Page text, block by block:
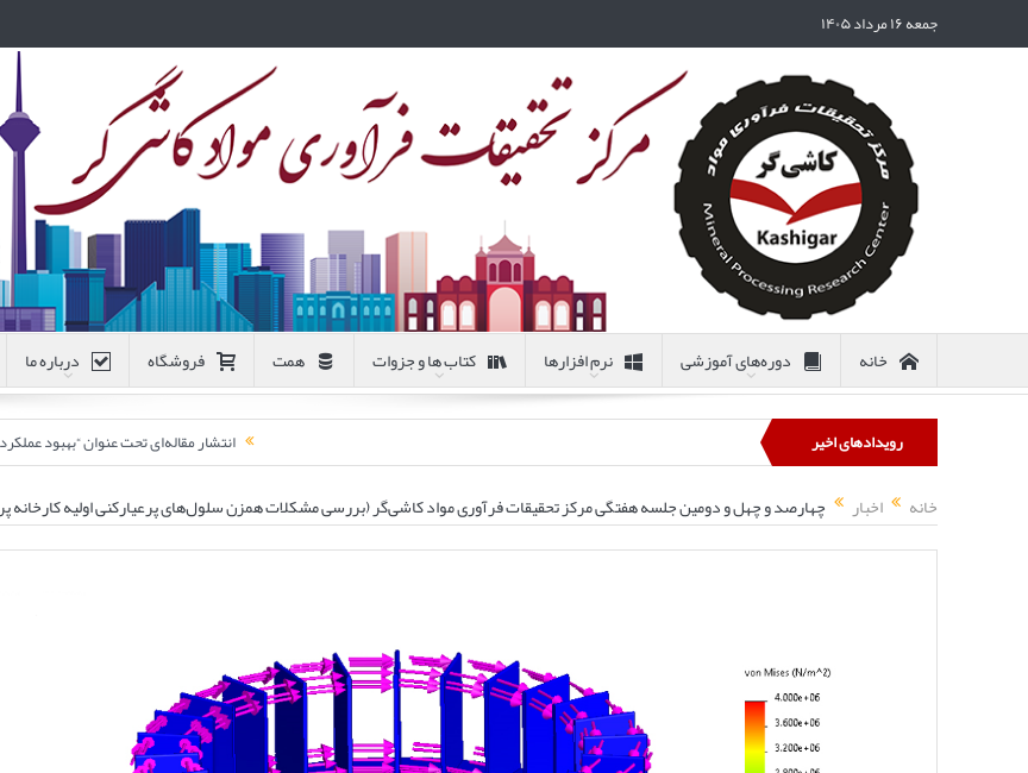
جمعه ۱۶ مرداد ۱۴۰۵
خانه دوره‌های آموزشی نرم افزارها کتاب ها و جزوات همت فروشگاه درباره ما
رویدادهای اخیر انتشار مقاله‌ای تحت عنوان “بهبود
خانه اخبار چهارصد و چهل و دومین جلسه هفتگی مرکز تحقیقات فرآوری مواد کاشی‌گر (بررسی مشکلات همزن سلول‌های پرعیارکنی اولیه کارخانه